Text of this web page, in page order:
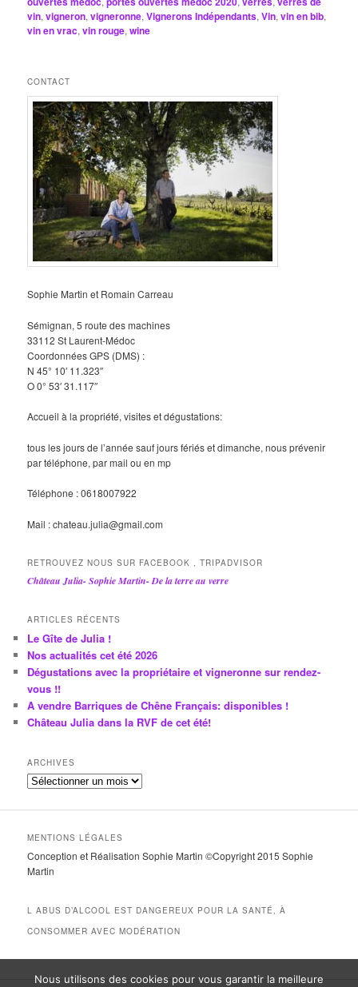
vin,vigneron,vigneronne,Vignerons Indépendants,Vin,vin en bib,
vin en vrac,vin rouge,wine
CONTACT
Sophie Martin et Romain Carreau
Sémignan, 5 route des machines
33112 St Laurent-Médoc
Coordonnées GPS (DMS) :
N 45° 10′ 11.323″
O 0° 53′ 31.117″
Accueil à la propriété, visites et dégustations:
tous les jours de l’année sauf jours fériés et dimanche, nous prévenir
par téléphone, par mail ou en mp
Téléphone : 0618007922
Mail : chateau.julia@gmail.com
RETROUVEZ NOUS SUR FACEBOOK , TRIPADVISOR
Château Julia- Sophie Martin- De la terre au verre
ARTICLES RÉCENTS
Le Gîte de Julia !
Nos actualités cet été 2026
Dégustations avec la propriétaire et vigneronne sur rendez-
vous !!
A vendre Barriques de Chêne Français: disponibles !
Château Julia dans la RVF de cet été!
ARCHIVES
A
c
i
v
e
MENTIONS LÉGALES
Conception et Réalisation Sophie Martin ©Copyright 2015 Sophie
Martin
L ABUS D’ALCOOL EST DANGEREUX POUR LA SANTÉ, À
CONSOMMER AVEC MODÉRATION
Nous utilisons des cookies pour vous garantir la meilleure